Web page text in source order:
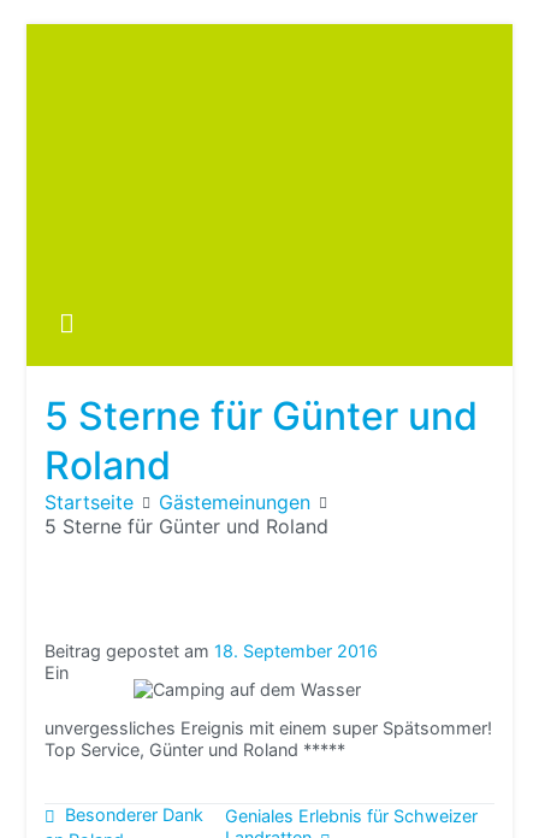
5 Sterne für Günter und
Roland
Startseite
Gästemeinungen
5 Sterne für Günter und Roland
Beitrag gepostet am18. September 2016
Ein
unvergessliches Ereignis mit einem super Spätsommer!
Top Service, Günter und Roland *****
Beitragsnavigation
Besonderer Dank
Geniales Erlebnis für Schweizer